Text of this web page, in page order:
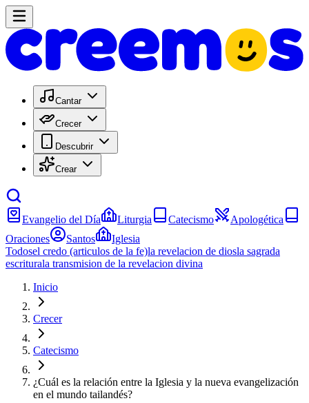
Cantar
Crecer
Descubrir
Crear
Evangelio del Día Liturgia Catecismo
Apologética
Oraciones
Santos
Iglesia
Todosel credo (articulos de la fe)la revelacion de diosla sagrada
escriturala transmision de la revelacion divina
Inicio
Crecer
Catecismo
¿Cuál es la relación entre la Iglesia y la nueva evangelización
en el mundo tailandés?